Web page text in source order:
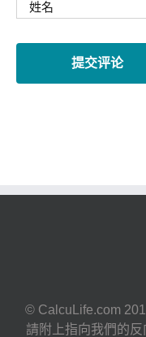
© CalcuLife.com
請附上指向我們的